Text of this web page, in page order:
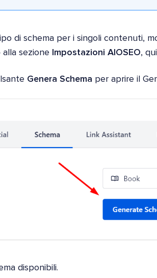
di schema per i singoli contenuti,
sezione
Impostazioni AIOSEO,
Genera Schema per aprire il
disponibili.